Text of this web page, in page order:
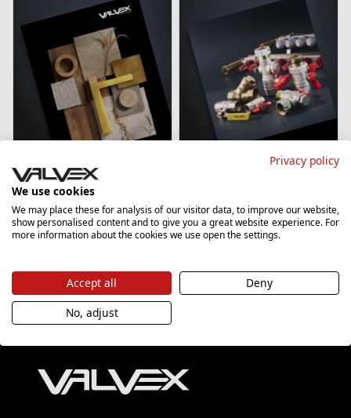
Katalog sanitarny
Pobierz›
09/2025
Privacy policy
We use cookies
We may place these for analysis of our visitor data, to improve our website,
show personalised content and to give you a great website experience. For
more information about the cookies we use open the settings.
Accept all
Deny
No, adjust